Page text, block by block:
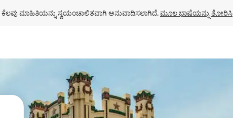
ಕೆಲವು ಮಾಹಿತಿಯನ್ನು ಸ್ವಯಂಚಾಲಿತವಾಗಿ ಅನುವಾದಿಸಲಾಗಿದೆ. ಮೂಲ ಭಾಷೆಯನ್ನು ತೋರಿಸಿ